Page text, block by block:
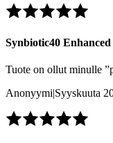
Synbiotic40 Enhanced
Tuote on ollut minulle
Anonyymi|Syyskuuta